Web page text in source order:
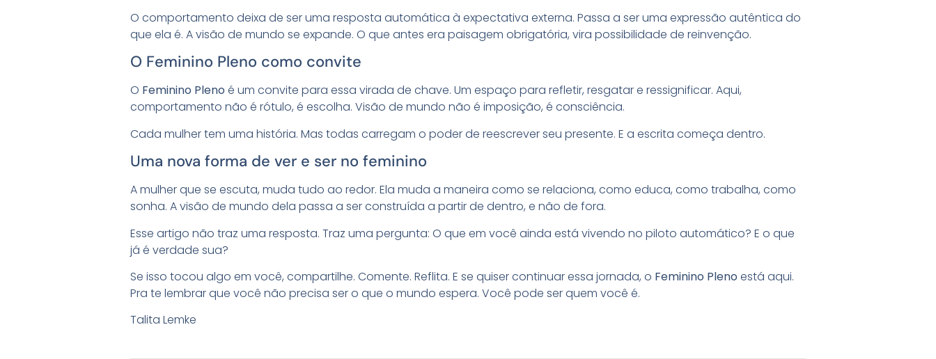
O comportamento deixa de ser uma resposta automática à expectativa externa. Passa a ser uma expressão autêntica do
que ela é. A visão de mundo se expande. O que antes era paisagem obrigatória, vira possibilidade de reinvenção.
O Feminino Pleno como convite
O Feminino Pleno é um convite para essa virada de chave. Um espaço para refletir, resgatar e ressignificar. Aqui,
comportamento não é rótulo, é escolha. Visão de mundo não é imposição, é consciência.
Cada mulher tem uma história. Mas todas carregam o poder de reescrever seu presente. E a escrita começa dentro.
Uma nova forma de ver e ser no feminino
A mulher que se escuta, muda tudo ao redor. Ela muda a maneira como se relaciona, como educa, como trabalha, como
sonha. A visão de mundo dela passa a ser construída a partir de dentro, e não de fora.
Esse artigo não traz uma resposta. Traz uma pergunta: O que em você ainda está vivendo no piloto automático? E o que
já é verdade sua?
Se isso tocou algo em você, compartilhe. Comente. Reflita. E se quiser continuar essa jornada, o Feminino Pleno está aqui.
Pra te lembrar que você não precisa ser o que o mundo espera. Você pode ser quem você é.
Talita Lemke